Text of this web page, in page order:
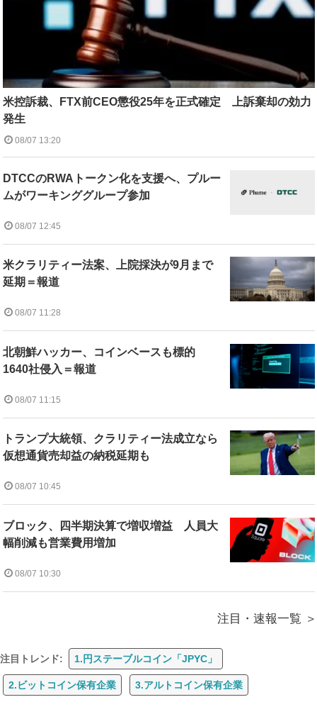
米控訴裁、FTX前CEO懲役25年を正式確定 上訴棄却の効力
発生
08/07 13:20
DTCCのRWAトークン化を支援へ、プルー
ムがワーキンググループ参加
08/07 12:45
米クラリティー法案、上院採決が9月まで
延期＝報道
08/07 11:28
北朝鮮ハッカー、コインベースも標的
1640社侵入＝報道
08/07 11:15
トランプ大統領、クラリティー法成立なら
仮想通貨売却益の納税延期も
08/07 10:45
ブロック、四半期決算で増収増益 人員大
幅削減も営業費用増加
08/07 10:30
注目・速報一覧
注目トレンド: 1.円ステーブルコイン「JPYC」
2.ビットコイン保有企業 3.アルトコイン保有企業